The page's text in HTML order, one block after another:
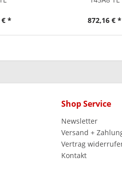
€ * 872,16 € *
Shop Service
Newsletter
Versand +
Vertrag
Kontakt